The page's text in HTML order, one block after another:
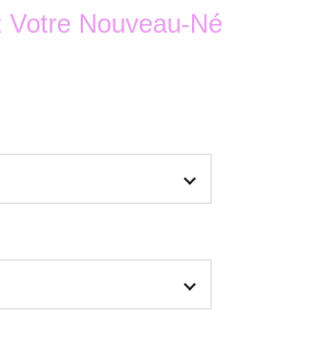
Votre Nouveau-Né